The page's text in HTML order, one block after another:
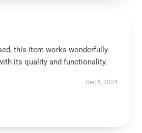
this item works wonderfully.
its quality and functionality.
Dec 5, 2024